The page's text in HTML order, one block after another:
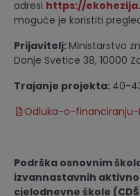
adresi https://
moguće je koristiti
Prijavitelj: Ministarstvo
Donje Svetice 38, 10000
Trajanje projekta: 40-
Odluka-o-financiranju-
Podrška osnovnim
izvannastavnih
cjelodnevne škole